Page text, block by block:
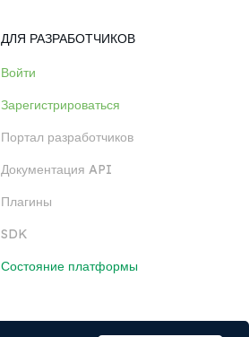
ДЛЯ РАЗРАБОТЧИКОВ
Войти
Зарегистрироваться
Портал разработчиков
Документация API
Плагины
SDK
Состояние платформы